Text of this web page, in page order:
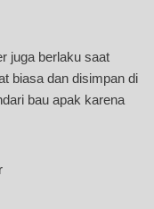
juga berlaku saat
biasa dan disimpan di
bau apak karena